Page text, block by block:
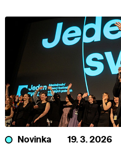
Novinka 19. 3. 2026